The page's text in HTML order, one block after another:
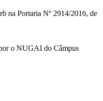
na Portaria Nº 2914/2016, de
o NUGAI do Câmpus